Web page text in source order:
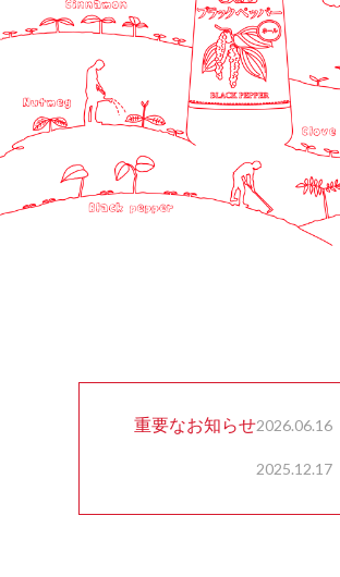
重要なお知らせ2026.06.16
2025.12.17